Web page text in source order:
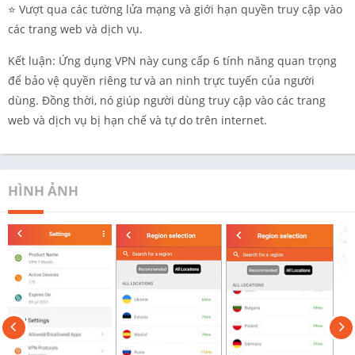
⭐️ Vượt qua các tường lửa mạng và giới hạn quyền truy cập vào
các trang web và dịch vụ.
Kết luận: Ứng dụng VPN này cung cấp 6 tính năng quan trọng
để bảo vệ quyền riêng tư và an ninh trực tuyến của người
dùng. Đồng thời, nó giúp người dùng truy cập vào các trang
web và dịch vụ bị hạn chế và tự do trên internet.
HÌNH ẢNH